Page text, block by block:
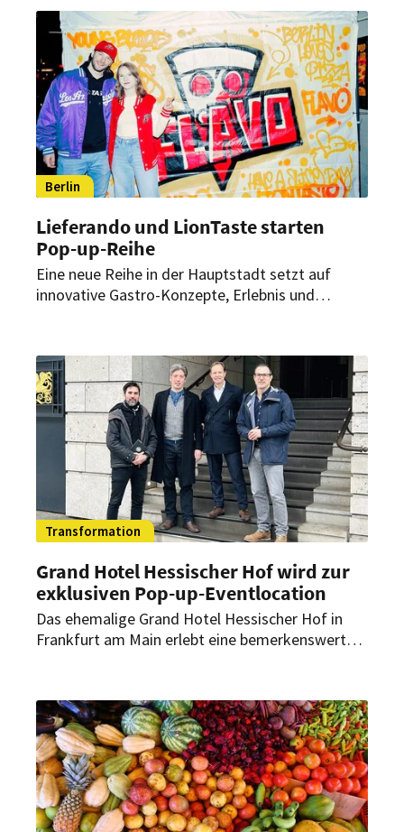
Erlebnis. Das Konzept zog sowohl
Branchenvertreter als auch interessierte
Besucher an.
Berlin
Lieferando und LionTaste starten
Pop-up-Reihe
Eine neue Reihe in der Hauptstadt setzt auf
innovative Gastro-Konzepte, Erlebnis und
Flavo.
Transformation
Grand Hotel Hessischer Hof wird zur
exklusiven Pop-up-Eventlocation
Das ehemalige Grand Hotel Hessischer Hof in
Frankfurt am Main erlebt eine bemerkenswerte
Manager Peakside Capital Advisors („Peakside“)
und dem Placemaking-Start-up
Peoplegoingplaces verwandelt sich dieses
historische Gebäude in eine exklusive Pop-up-
Location.